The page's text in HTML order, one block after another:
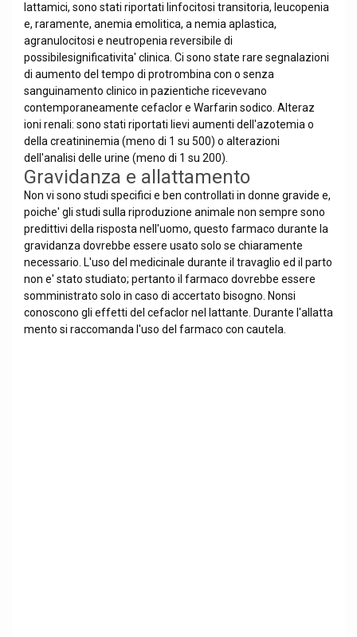
lattamici, sono stati riportati linfocitosi transitoria, leucopenia
e, raramente, anemia emolitica, a nemia aplastica,
agranulocitosi e neutropenia reversibile di
possibilesignificativita' clinica. Ci sono state rare segnalazioni
di aumento del tempo di protrombina con o senza
sanguinamento clinico in pazientiche ricevevano
contemporaneamente cefaclor e Warfarin sodico. Alteraz
ioni renali: sono stati riportati lievi aumenti dell'azotemia o
della creatininemia (meno di 1 su 500) o alterazioni
dell'analisi delle urine (meno di 1 su 200).
Gravidanza e allattamento
Non vi sono studi specifici e ben controllati in donne gravide e,
poiche' gli studi sulla riproduzione animale non sempre sono
predittivi della risposta nell'uomo, questo farmaco durante la
gravidanza dovrebbe essere usato solo se chiaramente
necessario. L'uso del medicinale durante il travaglio ed il parto
non e' stato studiato; pertanto il farmaco dovrebbe essere
somministrato solo in caso di accertato bisogno. Nonsi
conoscono gli effetti del cefaclor nel lattante. Durante l'allatta
mento si raccomanda l'uso del farmaco con cautela.